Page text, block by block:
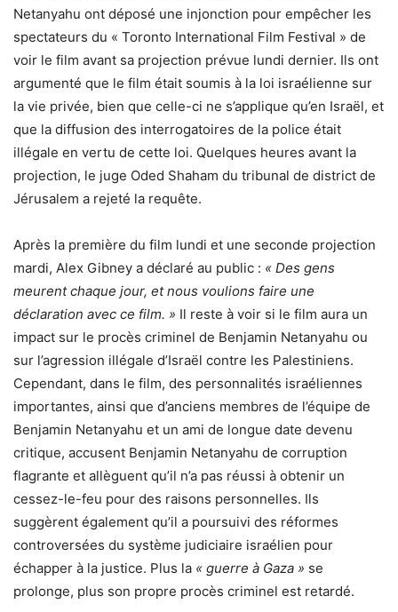
Netanyahu ont déposé une injonction pour empêcher les
spectateurs du « Toronto International Film Festival » de
voir le film avant sa projection prévue lundi dernier. Ils ont
argumenté que le film était soumis à la loi israélienne sur
la vie privée, bien que celle-ci ne s’applique qu’en Israël, et
que la diffusion des interrogatoires de la police était
illégale en vertu de cette loi. Quelques heures avant la
projection, le juge Oded Shaham du tribunal de district de
Jérusalem a rejeté la requête.
Après la première du film lundi et une seconde projection
mardi, Alex Gibney a déclaré au public : « Des gens
meurent chaque jour, et nous voulions faire une
déclaration avec ce film. » Il reste à voir si le film aura un
impact sur le procès criminel de Benjamin Netanyahu ou
sur l’agression illégale d’Israël contre les Palestiniens.
Cependant, dans le film, des personnalités israéliennes
importantes, ainsi que d’anciens membres de l’équipe de
Benjamin Netanyahu et un ami de longue date devenu
critique, accusent Benjamin Netanyahu de corruption
flagrante et allèguent qu’il n’a pas réussi à obtenir un
cessez-le-feu pour des raisons personnelles. Ils
suggèrent également qu’il a poursuivi des réformes
controversées du système judiciaire israélien pour
échapper à la justice. Plus la « guerre à Gaza » se
prolonge, plus son propre procès criminel est retardé.